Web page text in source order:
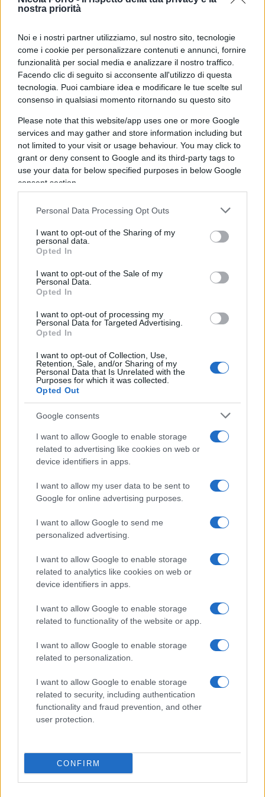
nostra priorità
Noi e i nostri partner utilizziamo, sul nostro sito, tecnologie
come i cookie per personalizzare contenuti e annunci, fornire
funzionalità per social media e analizzare il nostro traffico.
Facendo clic di seguito si acconsente all'utilizzo di questa
tecnologia. Puoi cambiare idea e modificare le tue scelte sul
consenso in qualsiasi momento ritornando su questo sito
Please note that this website/app uses one or more Google
services and may gather and store information including but
not limited to your visit or usage behaviour. You may click to
grant or deny consent to Google and its third-party tags to
use your data for below specified purposes in below Google
consent section.
Personal Data Processing Opt Outs
I want to opt-out of the Sharing of my
personal data.
Opted In
I want to opt-out of the Sale of my
Personal Data.
Opted In
I want to opt-out of processing my
Personal Data for Targeted Advertising.
Opted In
I want to opt-out of Collection, Use,
Retention, Sale, and/or Sharing of my
Personal Data that Is Unrelated with the
Purposes for which it was collected.
Opted Out
Google consents
I want to allow Google to enable storage
related to advertising like cookies on web or
device identifiers in apps.
I want to allow my user data to be sent to
Google for online advertising purposes.
I want to allow Google to send me
personalized advertising.
I want to allow Google to enable storage
related to analytics like cookies on web or
device identifiers in apps.
I want to allow Google to enable storage
related to functionality of the website or app.
I want to allow Google to enable storage
related to personalization.
I want to allow Google to enable storage
related to security, including authentication
functionality and fraud prevention, and other
user protection.
CONFIRM
sede dell’Apparato di supporto alla stabilità — ora
disordini: Ali Al-Jaberi, esponente delle forze di
sicurezza, è stato bersaglio di colpi d’arma da
fuoco mentre tentava di calmare la folla. È
rimasto illeso. Secondo fonti locali, alcuni
manifestanti avrebbero dato alle fiamme veicoli
militari blindati.
Contro il governo di unità si sono espressi anche
rappresentanti di tribù influenti della regione di
Tripoli, come i Warfalla, oltre ai vertici del fronte
politico avversario, da Aqila Saleh, presidente
Osama Hamad, a capo dell’esecutivo parallelo con
sede a Bengasi, non riconosciuto dalle Nazioni
Unite. Di segno opposto la reazione di Misurata,
roccaforte di Dbeibah: il Consiglio militare locale,
insieme ai notabili e agli anziani della città, ha
denunciato l’esistenza di «manifestazioni
organizzate ad arte» per destabilizzare il governo e
contro qualsiasi tentativo di sovvertire l’ordine.
Sul fronte internazionale, la crisi libica è tornata al
centro dell’attenzione anche al Palazzo di Vetro. Il
procuratore della Corte penale internazionale,
Karim Khan, ha chiesto formalmente alle autorità
libiche di arrestare e consegnareil generale
Njeem Osama Elmasry, conosciuto come al-Masri,
membro della milizia Radaa, accusato di gravi
crimini. Khan ha precisato che l’uomo era stato
individuato a Torino, dove aveva assistito a una
partita della Juventus. Successivamente, però, era
stato rilasciato ed è riuscito a tornare in Libia. Il
suo caso ha sollevato un acceso dibattito in Italia,
con botta e risposta tra governo e opposizione
sulle modalità della scarcerazione.
Insomma, la Libia è nuovamente esposta al
rischio di un’escalation interna che potrebbe
compromettere qualsivoglia prospettiva di
stabilizzazione. E ancora una volta va ringraziato
a una guerra voluta più di chiunque altro per fare
cadere Gheddafi. Fu “Sarko” a trascinare Usa e